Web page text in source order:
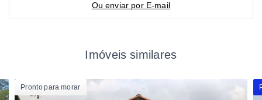
Ou enviar por E-mail
Imóveis similares
Pronto para morar